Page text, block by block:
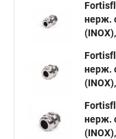
нерж.
нерж.
нерж.